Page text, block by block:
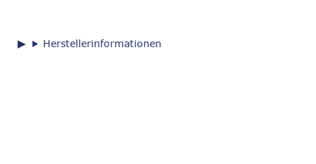
Herstellerinformationen